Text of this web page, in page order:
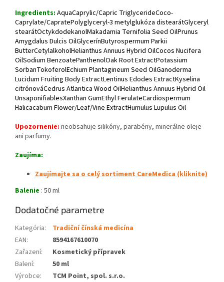
Ingredients: AquaCaprylic/Capric TriglycerideCoco-
Caprylate/CapratePolyglyceryl-3 metylglukóza distearátGlyceryl
stearátOctykdodekanolMakadamia Ternifolia Seed OilPrunus
Amygdalus Dulcis OilGlycerínButyrospermum Parkii
ButterCetylalkoholHelianthus Annuus Hybrid OilCocos Nucifera
OilSodium BenzoatePanthenolOak Root ExtractPotassium
SorbanTokoferolEchium Plantagineum Seed OilGanoderma
Lucidum Fruiting Body ExtractLentinus Edodes ExtractKyselina
citrónováCedrus Atlantica Wood OilHelianthus Annuus Hybrid Oil
UnsaponifiablesXanthan GumEthyl FerulateCardiospermum
Halicacabum Flower/Leaf/Vine ExtractHumulus Lupulus Oil
Upozornenie: neobsahuje silikóny, parabény, minerálne oleje
ani parfumy.
Zaujíma:
Zaujímajte sa o celý sortiment CareMedica (kliknite)
Balenie : 50 ml
Dodatočné parametre
Kategória:
Tradiční čínská medicína
EAN:
8594167610070
Zařazení:
Kosmetický přípravek
Balení:
50 ml
Výrobce:
TCM Point, spol. s.r.o.